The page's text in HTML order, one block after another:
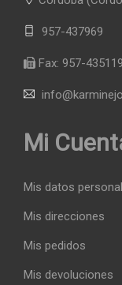
957-437969
Fax: 957-435119
Mi
Mis datos
Mis direcciones
Mis pedidos
Mis devoluciones